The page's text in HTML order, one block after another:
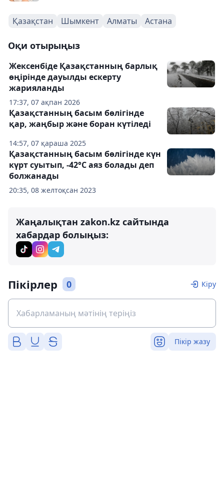
Қазақстан Шымкент Алматы Астана
Оқи отырыңыз
17:37, 07 ақпан 2026
Жексенбіде Қазақстанның барлық
өңірінде дауылды ескерту
жарияланды
14:57, 07 қараша 2025
Қазақстанның басым бөлігінде
қар, жаңбыр және боран күтіледі
20:35, 08 желтоқсан 2023
Қазақстанның басым бөлігінде күн
күрт суытып, -42°C аяз болады деп
болжанады
Жаңалықтан zakon.kz сайтында
хабардар болыңыз:
Пікірлер 0 Кіру
Пікір жазу